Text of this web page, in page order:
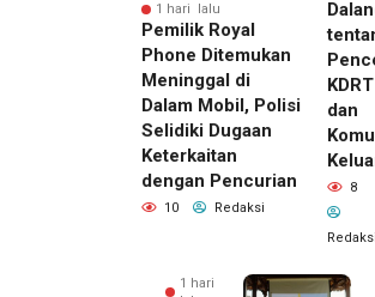
1 hari lalu
Pemilik Royal
Phone Ditemukan
Meninggal di
Dalam Mobil, Polisi
Selidiki Dugaan
Keterkaitan
dengan Pencurian
10 Redaksi
KDRT
dan
8
Redaksi
1 hari